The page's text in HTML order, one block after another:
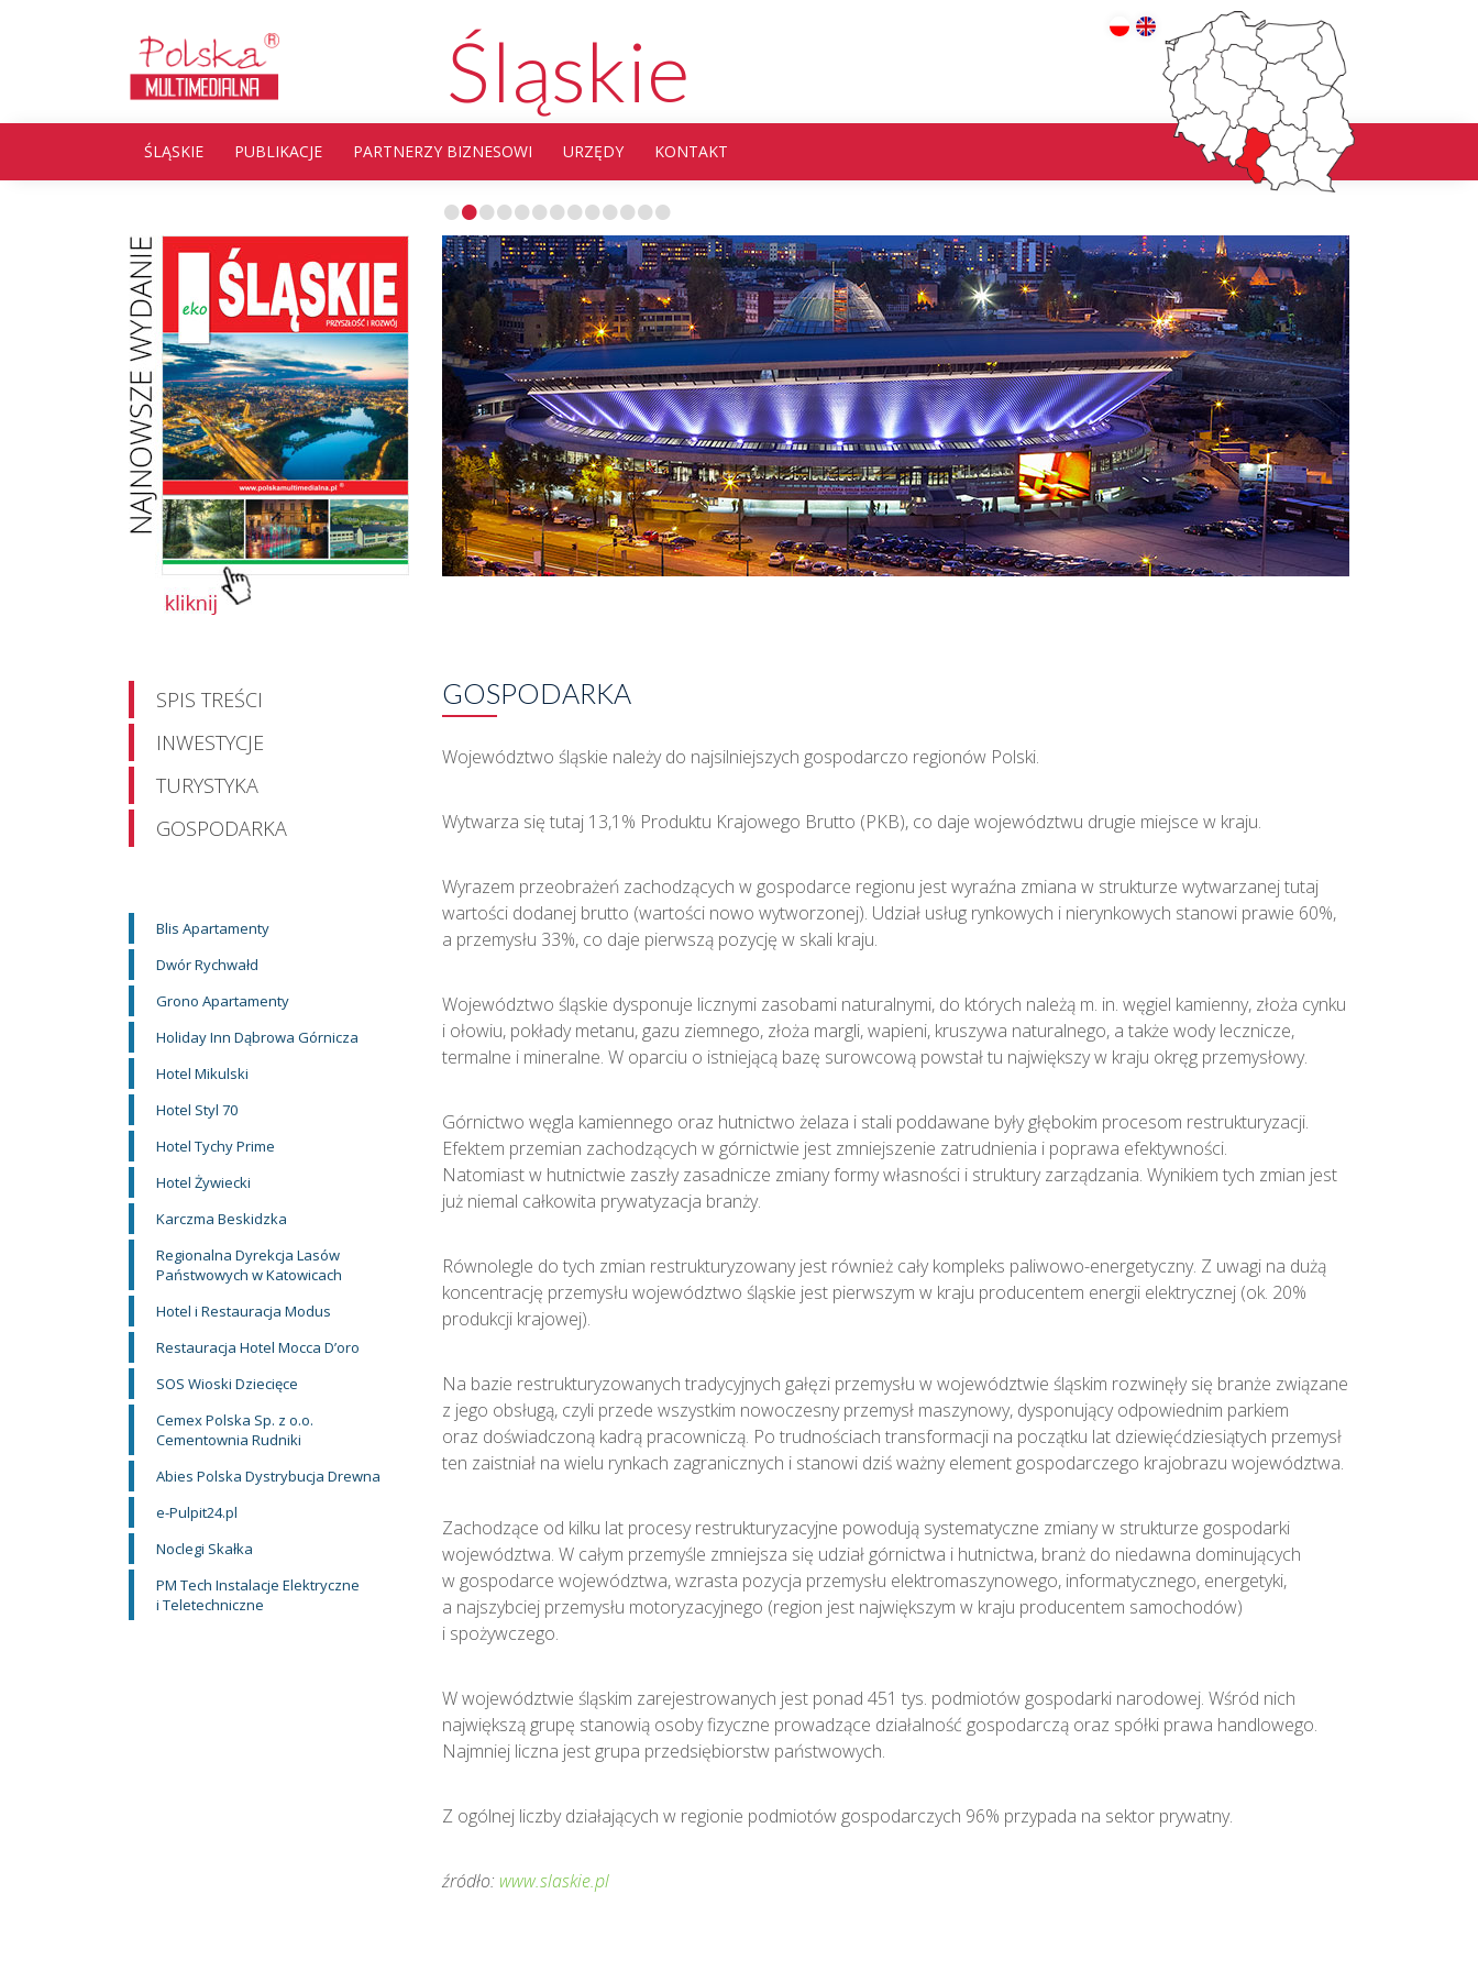
Śląskie
ŚLĄSKIE PUBLIKACJE PARTNERZY BIZNESOWI URZĘDY KONTAKT
•••••••••••••
SPIS TREŚCI
INWESTYCJE
TURYSTYKA
GOSPODARKA
Blis Apartamenty
Dwór Rychwałd
Grono Apartamenty
Holiday Inn Dąbrowa Górnicza
Hotel Mikulski
Hotel Styl 70
Hotel Tychy Prime
Hotel Żywiecki
Karczma Beskidzka
Regionalna Dyrekcja Lasów
Państwowych w Katowicach
Hotel i Restauracja Modus
Restauracja Hotel Mocca D’oro
SOS Wioski Dziecięce
Cemex Polska Sp. z o.o.
Cementownia Rudniki
Abies Polska Dystrybucja Drewna
e-Pulpit24.pl
Noclegi Skałka
PM Tech Instalacje Elektryczne
i Teletechniczne
GOSPODARKA
Województwo śląskie należy do najsilniejszych gospodarczo regionów Polski.
Wytwarza się tutaj 13,1% Produktu Krajowego Brutto (PKB), co daje województwu drugie miejsce w kraju.
Wyrazem przeobrażeń zachodzących w gospodarce regionu jest wyraźna zmiana w strukturze wytwarzanej tutaj
wartości dodanej brutto (wartości nowo wytworzonej). Udział usług rynkowych i nierynkowych stanowi prawie 60%,
a przemysłu 33%, co daje pierwszą pozycję w skali kraju.
Województwo śląskie dysponuje licznymi zasobami naturalnymi, do których należą m. in. węgiel kamienny, złoża cynku
i ołowiu, pokłady metanu, gazu ziemnego, złoża margli, wapieni, kruszywa naturalnego, a także wody lecznicze,
termalne i mineralne. W oparciu o istniejącą bazę surowcową powstał tu największy w kraju okręg przemysłowy.
Górnictwo węgla kamiennego oraz hutnictwo żelaza i stali poddawane były głębokim procesom restrukturyzacji.
Efektem przemian zachodzących w górnictwie jest zmniejszenie zatrudnienia i poprawa efektywności.
Natomiast w hutnictwie zaszły zasadnicze zmiany formy własności i struktury zarządzania. Wynikiem tych zmian jest
już niemal całkowita prywatyzacja branży.
Równolegle do tych zmian restrukturyzowany jest również cały kompleks paliwowo-energetyczny. Z uwagi na dużą
koncentrację przemysłu województwo śląskie jest pierwszym w kraju producentem energii elektrycznej (ok. 20%
produkcji krajowej).
Na bazie restrukturyzowanych tradycyjnych gałęzi przemysłu w województwie śląskim rozwinęły się branże związane
z jego obsługą, czyli przede wszystkim nowoczesny przemysł maszynowy, dysponujący odpowiednim parkiem
oraz doświadczoną kadrą pracowniczą. Po trudnościach transformacji na początku lat dziewięćdziesiątych przemysł
ten zaistniał na wielu rynkach zagranicznych i stanowi dziś ważny element gospodarczego krajobrazu województwa.
Zachodzące od kilku lat procesy restrukturyzacyjne powodują systematyczne zmiany w strukturze gospodarki
województwa. W całym przemyśle zmniejsza się udział górnictwa i hutnictwa, branż do niedawna dominujących
w gospodarce województwa, wzrasta pozycja przemysłu elektromaszynowego, informatycznego, energetyki,
a najszybciej przemysłu motoryzacyjnego (region jest największym w kraju producentem samochodów)
i spożywczego.
W województwie śląskim zarejestrowanych jest ponad 451 tys. podmiotów gospodarki narodowej. Wśród nich
największą grupę stanowią osoby fizyczne prowadzące działalność gospodarczą oraz spółki prawa handlowego.
Najmniej liczna jest grupa przedsiębiorstw państwowych.
Z ogólnej liczby działających w regionie podmiotów gospodarczych 96% przypada na sektor prywatny.
źródło: www.slaskie.pl